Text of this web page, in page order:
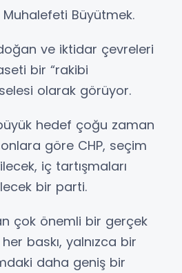
Muhalefeti Büyütmek.
ve iktidar çevreleri
bir “rakibi
olarak görüyor.
hedef çoğu zaman
göre CHP, seçim
iç tartışmaları
bir parti.
çok önemli bir gerçek
baskı, yalnızca bir
daha geniş bir